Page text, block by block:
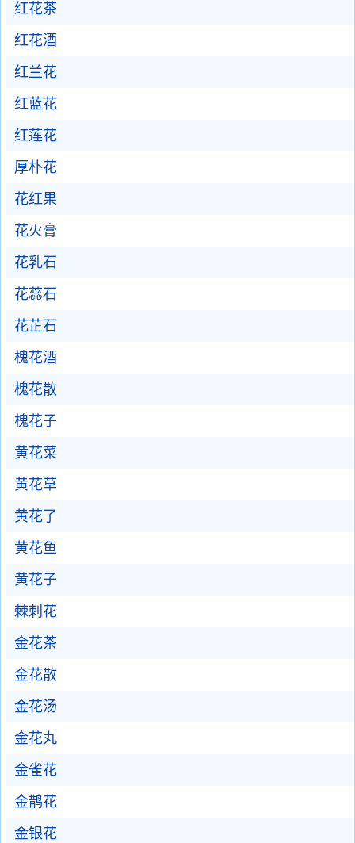
红花茶
红花酒
红兰花
红蓝花
红莲花
厚朴花
花红果
花火膏
花乳石
花蕊石
花芷石
槐花酒
槐花散
槐花子
黄花菜
黄花草
黄花了
黄花鱼
黄花子
棘刺花
金花茶
金花散
金花汤
金花丸
金雀花
金鹊花
金银花